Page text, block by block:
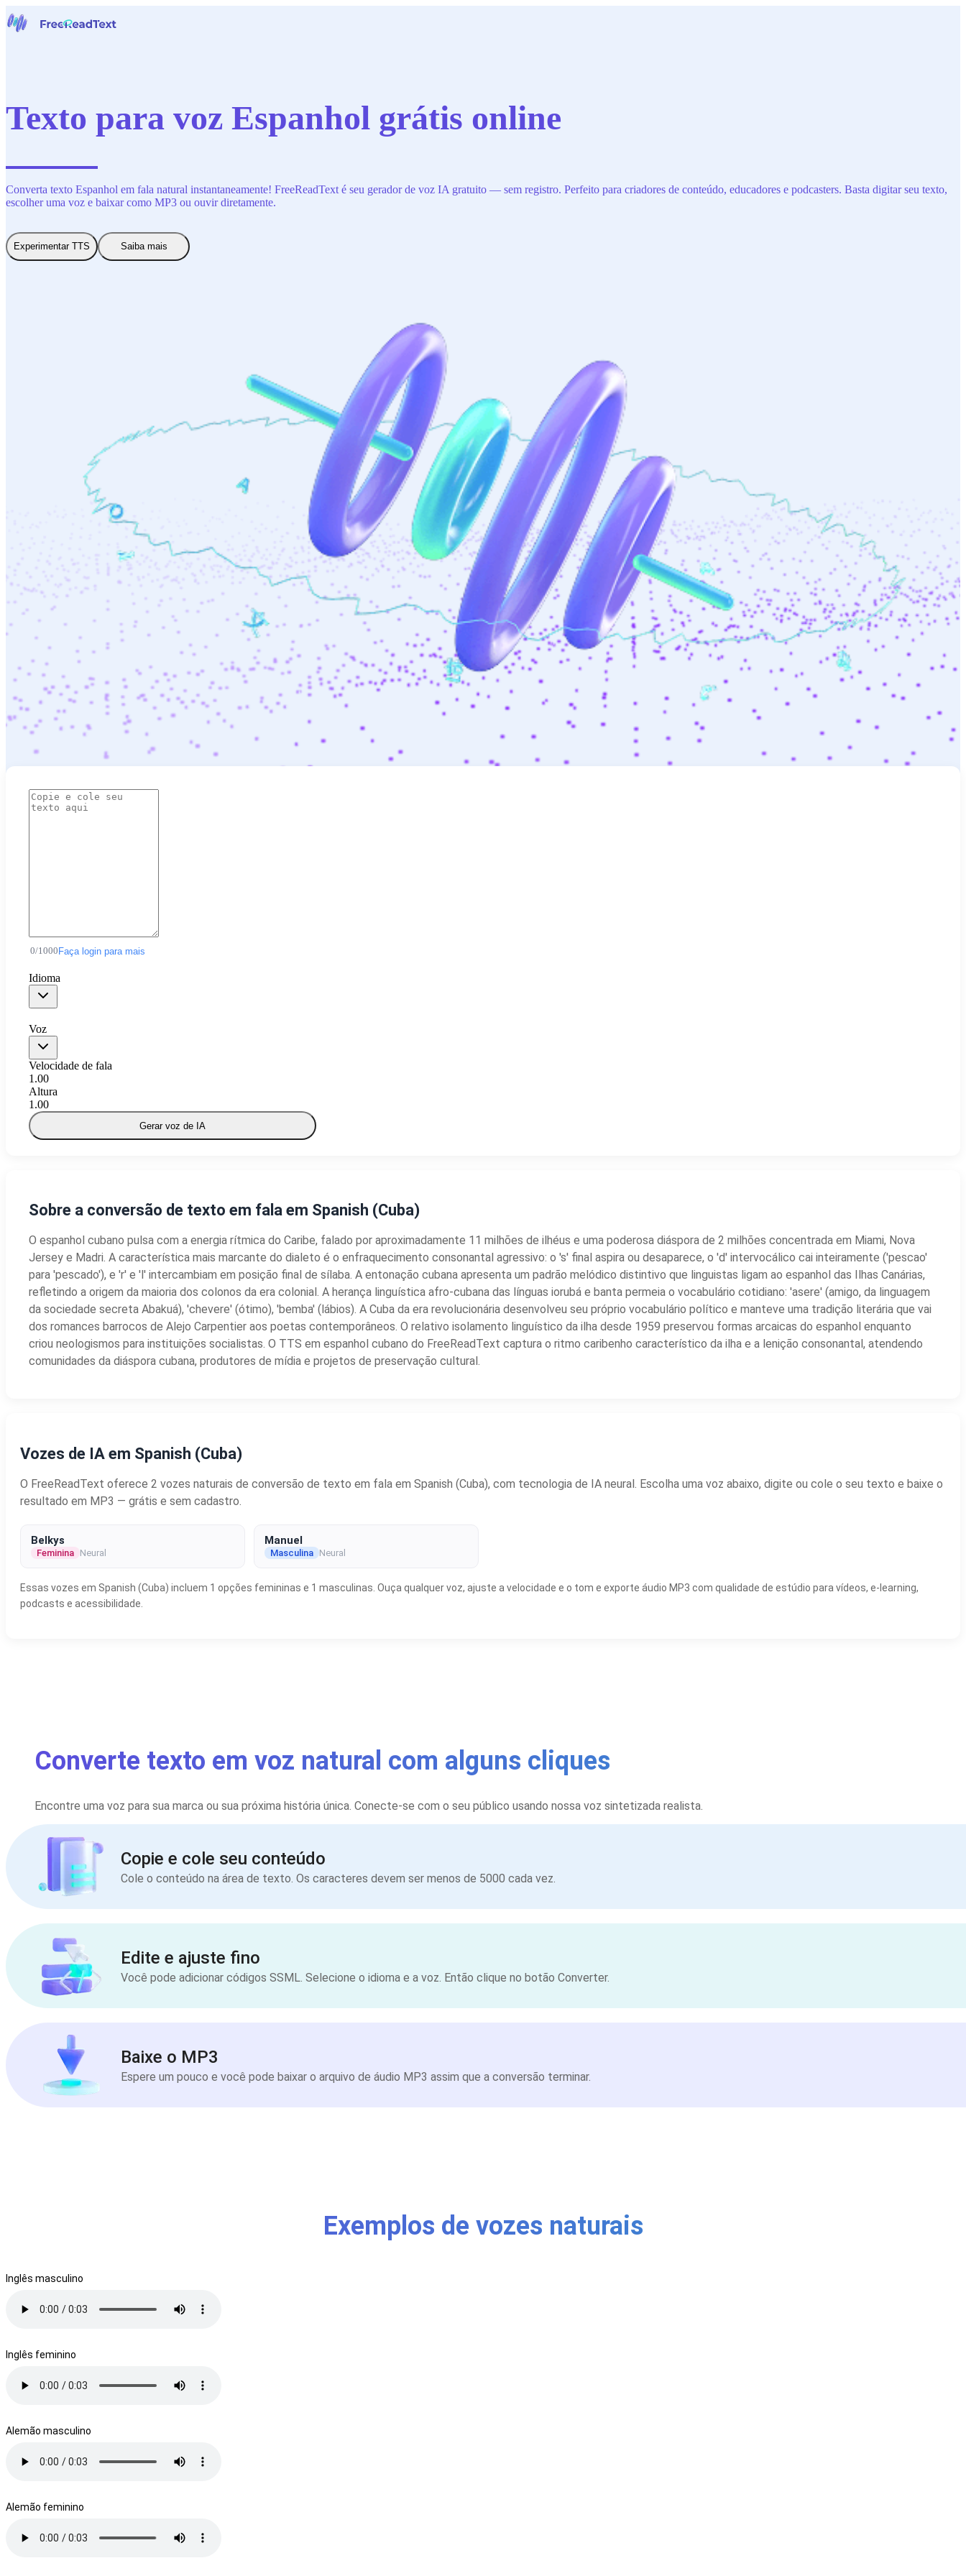
Preços
Contate-Nos
Texto para voz Espanhol grátis online
Converta texto Espanhol em fala natural instantaneamente! FreeReadText é seu gerador de voz IA gratuito — sem registro. Perfeito para criadores de conteúdo, educadores e podcasters. Basta digitar seu texto,
escolher uma voz e baixar como MP3 ou ouvir diretamente.
Experimentar TTS Saiba mais
0/1000Faça login para mais
Idioma
Voz
Velocidade de fala
1.00
Altura
1.00
Gerar voz de IA
Sobre a conversão de texto em fala em Spanish (Cuba)
O espanhol cubano pulsa com a energia rítmica do Caribe, falado por aproximadamente 11 milhões de ilhéus e uma poderosa diáspora de 2 milhões concentrada em Miami, Nova
Jersey e Madri. A característica mais marcante do dialeto é o enfraquecimento consonantal agressivo: o 's' final aspira ou desaparece, o 'd' intervocálico cai inteiramente ('pescao'
para 'pescado'), e 'r' e 'l' intercambiam em posição final de sílaba. A entonação cubana apresenta um padrão melódico distintivo que linguistas ligam ao espanhol das Ilhas Canárias,
refletindo a origem da maioria dos colonos da era colonial. A herança linguística afro-cubana das línguas iorubá e banta permeia o vocabulário cotidiano: 'asere' (amigo, da linguagem
da sociedade secreta Abakuá), 'chevere' (ótimo), 'bemba' (lábios). A Cuba da era revolucionária desenvolveu seu próprio vocabulário político e manteve uma tradição literária que vai
dos romances barrocos de Alejo Carpentier aos poetas contemporâneos. O relativo isolamento linguístico da ilha desde 1959 preservou formas arcaicas do espanhol enquanto
criou neologismos para instituições socialistas. O TTS em espanhol cubano do FreeReadText captura o ritmo caribenho característico da ilha e a lenição consonantal, atendendo
comunidades da diáspora cubana, produtores de mídia e projetos de preservação cultural.
Vozes de IA em Spanish (Cuba)
O FreeReadText oferece 2 vozes naturais de conversão de texto em fala em Spanish (Cuba), com tecnologia de IA neural. Escolha uma voz abaixo, digite ou cole o seu texto e baixe o
resultado em MP3 — grátis e sem cadastro.
Belkys
Feminina Neural
Manuel
Masculina Neural
Essas vozes em Spanish (Cuba) incluem 1 opções femininas e 1 masculinas. Ouça qualquer voz, ajuste a velocidade e o tom e exporte áudio MP3 com qualidade de estúdio para vídeos, e-learning,
podcasts e acessibilidade.
Converte texto em voz natural com alguns cliques
Encontre uma voz para sua marca ou sua próxima história única. Conecte-se com o seu público usando nossa voz sintetizada realista.
Copie e cole seu conteúdo
Cole o conteúdo na área de texto. Os caracteres devem ser menos de 5000 cada vez.
Edite e ajuste fino
Você pode adicionar códigos SSML. Selecione o idioma e a voz. Então clique no botão Converter.
Baixe o MP3
Espere um pouco e você pode baixar o arquivo de áudio MP3 assim que a conversão terminar.
Exemplos de vozes naturais
Inglês masculino
Inglês feminino
Alemão masculino
Alemão feminino